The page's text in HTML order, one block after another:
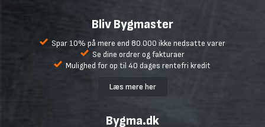
Bliv Bygmaster
Spar 10% på mere end 80.000 ikke nedsatte varer
Se dine ordrer og fakturaer
Mulighed for op til 40 dages rentefri kredit
Læs mere her
Bygma.dk